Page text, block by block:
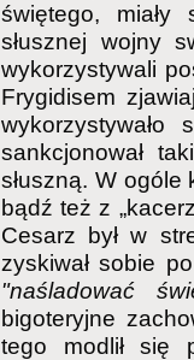
świętego,
słusznej wojny
wykorzystywali
Frygidisem
sankcjonował
słuszną. W ogóle
bądź też z
Cesarz był w
zyskiwał sobie
"naśladować
bigoteryjne
tego modlił się